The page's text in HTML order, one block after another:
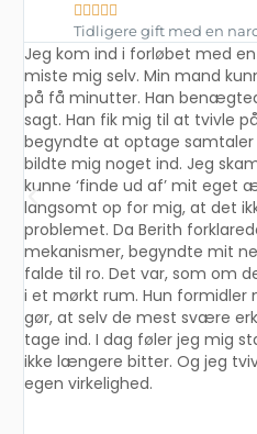
    
Tidligere gift med en
Jeg kom ind i forløbet med
miste mig selv. Min mand
på få minutter. Han
sagt. Han fik mig til at tvivle
begyndte at optage samtaler
bildte mig noget ind. Jeg
kunne ‘finde ud af’ mit eget
langsomt op for mig, at det
problemet. Da Berith
mekanismer, begyndte mit
falde til ro. Det var, som om
i et mørkt rum. Hun formidler
gør, at selv de mest svære
tage ind. I dag føler jeg mig
ikke længere bitter. Og jeg
egen virkelighed.